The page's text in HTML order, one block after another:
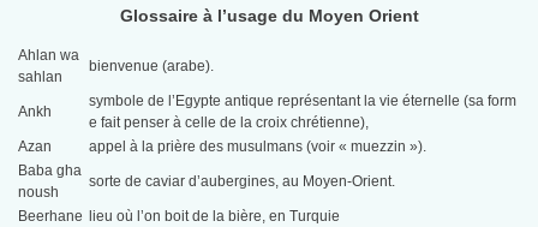
Glossaire à l’usage du Moyen Orient
Ahlan wa
sahlan
bienvenue (arabe).
Ankh
symbole de l’Egypte antique représentant la vie éternelle (sa form
e fait penser à celle de la croix chrétienne),
Azan
appel à la prière des musulmans (voir « muezzin »).
Baba gha
noush
sorte de caviar d’aubergines, au Moyen-Orient.
Beerhane
lieu où l’on boit de la bière, en Turquie